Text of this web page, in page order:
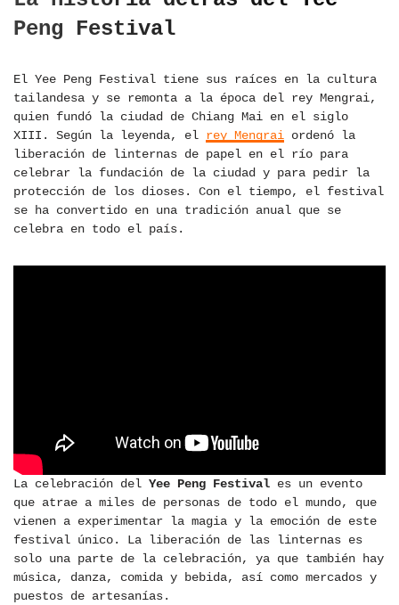
Peng Festival
El Yee Peng Festival tiene sus raíces en la cultura
tailandesa y se remonta a la época del rey Mengrai,
quien fundó la ciudad de Chiang Mai en el siglo
XIII. Según la leyenda, el rey Mengrai ordenó la
liberación de linternas de papel en el río para
celebrar la fundación de la ciudad y para pedir la
protección de los dioses. Con el tiempo, el festival
se ha convertido en una tradición anual que se
celebra en todo el país.
La celebración del Yee Peng Festival es un evento
que atrae a miles de personas de todo el mundo, que
vienen a experimentar la magia y la emoción de este
festival único. La liberación de las linternas es
solo una parte de la celebración, ya que también hay
música, danza, comida y bebida, así como mercados y
puestos de artesanías.